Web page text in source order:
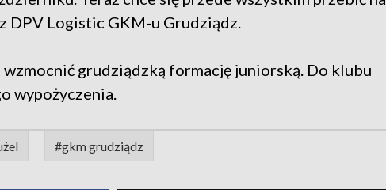
DPV Logistic GKM-u Grudziądz.
wzmocnić grudziądzką formację juniorską. Do klubu
wypożyczenia.
#gkm grudziądz